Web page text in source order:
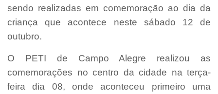
sendo realizadas em comemoração ao dia da
criança que acontece neste sábado 12 de
outubro.
O PETI de Campo Alegre realizou as
comemorações no centro da cidade na terça-
feira dia 08, onde aconteceu primeiro uma